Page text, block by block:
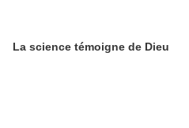
La science témoigne de Dieu